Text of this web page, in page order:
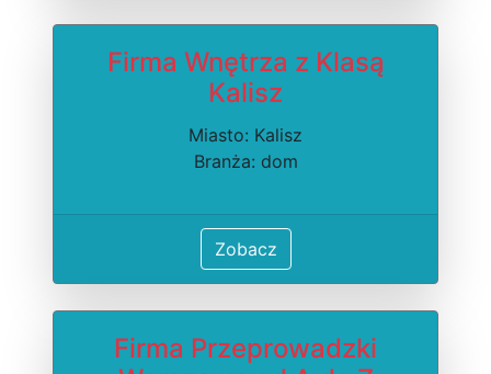
Firma Wnętrza z Klasą
Kalisz
Miasto: Kalisz
Branża: dom
Zobacz
Firma Przeprowadzki